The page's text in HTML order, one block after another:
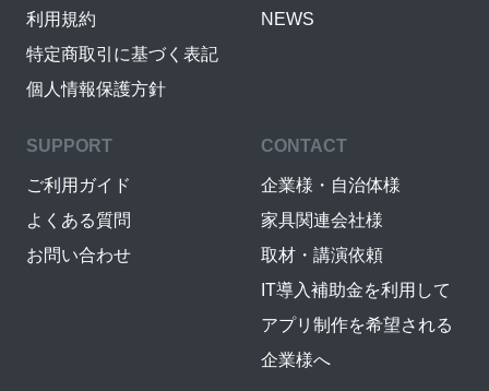
利用規約
特定商取引に基づく表記
個人情報保護方針
NEWS
SUPPORT
ご利用ガイド
よくある質問
お問い合わせ
CONTACT
企業様・自治体様
家具関連会社様
取材・講演依頼
IT導入補助金を利用して
アプリ制作を希望される
企業様へ